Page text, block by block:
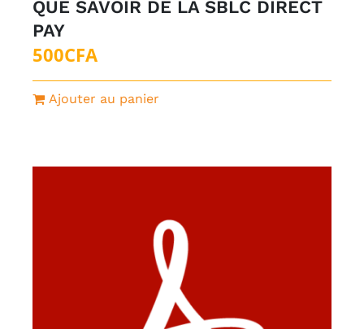
QUE SAVOIR DE LA SBLC DIRECT
PAY
500CFA
Ajouter au panier